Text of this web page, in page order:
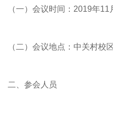
（一）会议时间：2019年
（二）会议地点：中关村校
二、参会人员